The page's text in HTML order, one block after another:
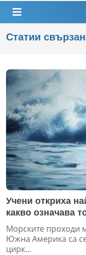
Статии
Учени откриха
какво означава
Морските проходи
Южна Америка са
цирк...